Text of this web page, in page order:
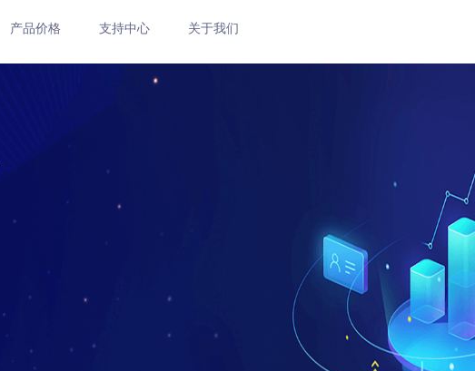
产品价格 支持中心 关于我们